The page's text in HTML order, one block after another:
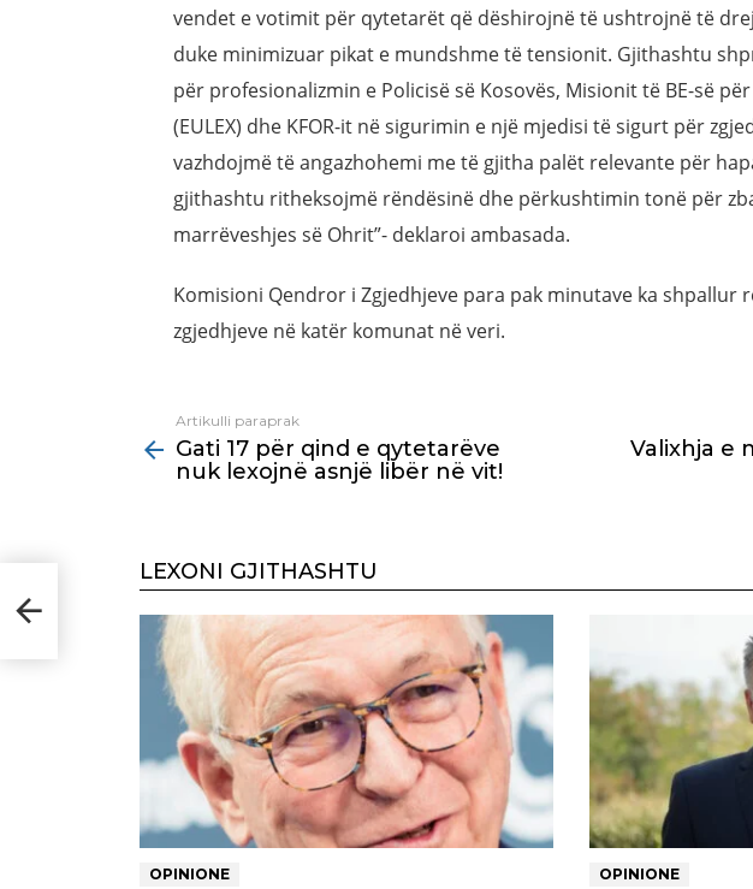
vendet e votimit për qytetarët që dëshirojnë të ushtrojnë të
duke minimizuar pikat e mundshme të tensionit. Gjithashtu
për profesionalizmin e Policisë së Kosovës, Misionit të BE-së
(EULEX) dhe KFOR-it në sigurimin e një mjedisi të sigurt për
vazhdojmë të angazhohemi me të gjitha palët relevante për
gjithashtu ritheksojmë rëndësinë dhe përkushtimin tonë për
marrëveshjes së Ohrit”- deklaroi ambasada.
Komisioni Qendror i Zgjedhjeve para pak minutave ka shpallur
zgjedhjeve në katër komunat në veri.
more
Artikulli paraprak
Gati 17 për qind e qytetarëve
nuk lexojnë asnjë libër në vit!
Valixhja e
LEXONI GJITHASHTU
OPINIONE OPINIONE